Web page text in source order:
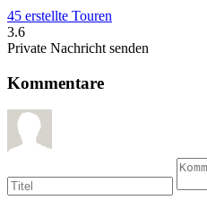
45 erstellte Touren
3.6
Private Nachricht senden
Kommentare